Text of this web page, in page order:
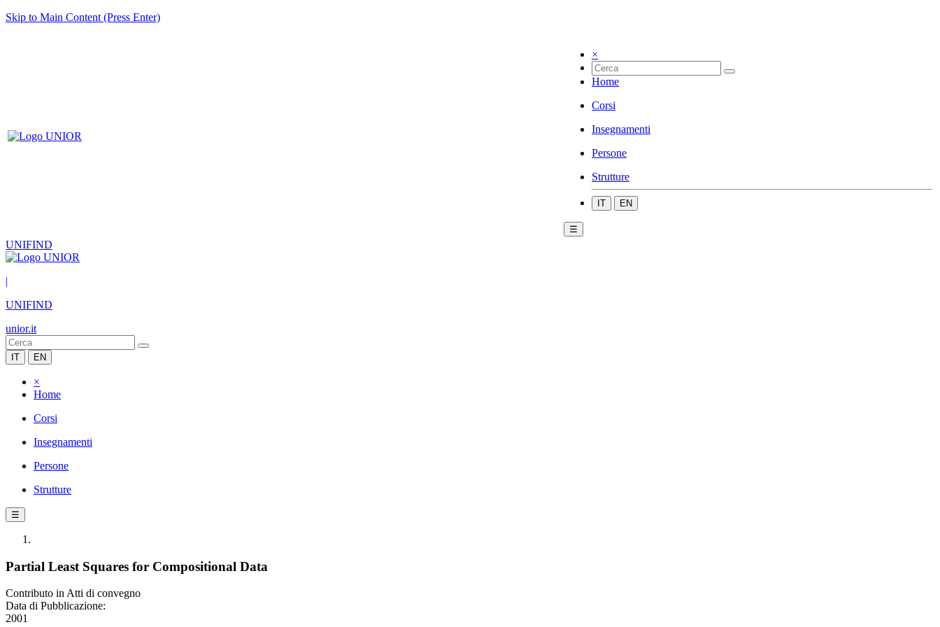
Skip to Main Content (Press Enter)
×
Home
Corsi
Insegnamenti
Persone
Strutture
IT EN
☰
UNIFIND
|
UNIFIND
unior.it
IT EN
×
Home
Corsi
Insegnamenti
Persone
Strutture
☰
Partial Least Squares for Compositional Data
Contributo in Atti di convegno
Data di Pubblicazione:
2001